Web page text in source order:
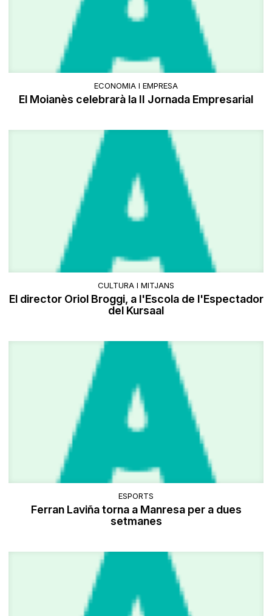
ECONOMIA I EMPRESA
El Moianès celebrarà la II Jornada Empresarial
CULTURA I MITJANS
El director Oriol Broggi, a l'Escola de l'Espectador
del Kursaal
ESPORTS
Ferran Laviña torna a Manresa per a dues
setmanes